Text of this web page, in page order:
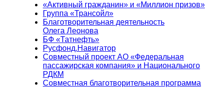
«Активный гражданин» и «Миллион призов»
Группа «Трансойл»
Благотворительная деятельность
Олега Леонова
БФ «Татнефть»
Русфонд.Навигатор
Совместный проект АО «Федеральная
пассажирская компания» и Национального
РДКМ
Совместная благотворительная программа